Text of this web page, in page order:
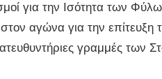
για την Ισότητα των
αγώνα για την επίτευξη
γραμμές των